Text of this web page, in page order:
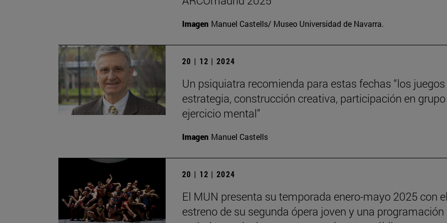
Imagen Manuel Castells/ Museo Universidad de Navarra.
20 | 12 | 2024
Un psiquiatra recomienda para estas fechas “los
estrategia, construcción creativa, participación en
ejercicio mental”
Imagen Manuel Castells
20 | 12 | 2024
El MUN presenta su temporada enero-mayo 2025 con el
estreno de su segunda ópera joven y una programación